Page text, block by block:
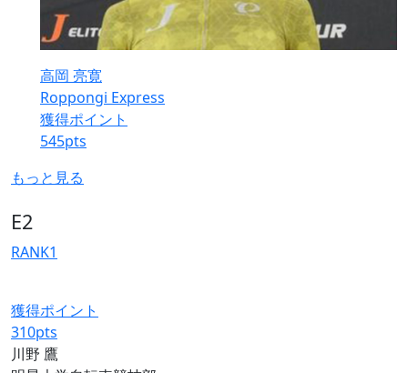
高岡 亮寛
Roppongi Express
獲得ポイント
545pts
もっと見る
E2
RANK1
獲得ポイント
310pts
川野 鷹